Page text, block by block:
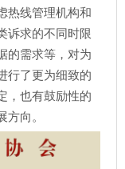
热线管理机构和
诉求的不同时限
的需求等，对为
行了更为细致的
，也有鼓励性的
向。